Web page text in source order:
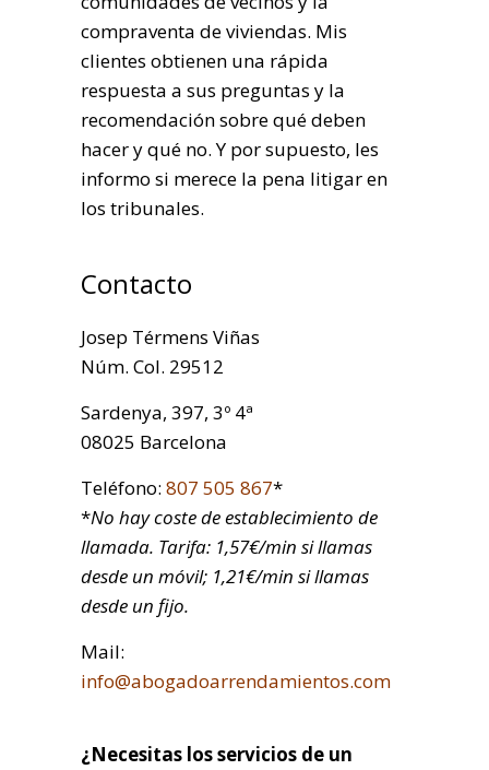
compraventa de viviendas. Mis
clientes obtienen una rápida
respuesta a sus preguntas y la
recomendación sobre qué deben
hacer y qué no. Y por supuesto, les
informo si merece la pena litigar en
los tribunales.
Contacto
Josep Térmens Viñas
Núm. Col. 29512
Sardenya, 397, 3º 4ª
08025 Barcelona
Teléfono: 807 505 867*
*No hay coste de establecimiento de
llamada. Tarifa: 1,57€/min si llamas
desde un móvil; 1,21€/min si llamas
desde un fijo.
Mail:
info@abogadoarrendamientos.com
¿Necesitas los servicios de un